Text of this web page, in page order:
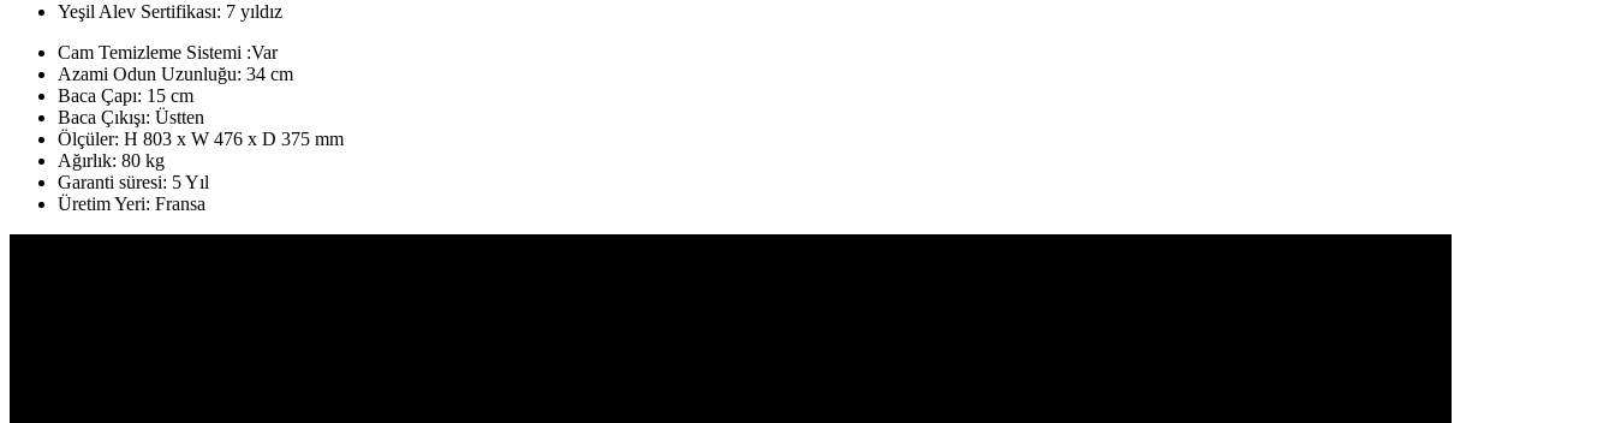
Yeşil Alev Sertifikası: 7 yıldız
Cam Temizleme Sistemi :Var
Azami Odun Uzunluğu: 34 cm
Baca Çapı: 15 cm
Baca Çıkışı: Üstten
Ölçüler: H 803 x W 476 x D 375 mm
Ağırlık: 80 kg
Garanti süresi: 5 Yıl
Üretim Yeri: Fransa